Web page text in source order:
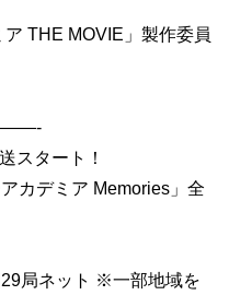
THE MOVIE」製作委員
スタート！
カデミア Memories」全
局ネット ※一部地域を